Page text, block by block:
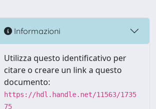
Informazioni
Utilizza questo identificativo per
citare o creare un link a questo
documento:
https://hdl.handle.net/11563/1735
75